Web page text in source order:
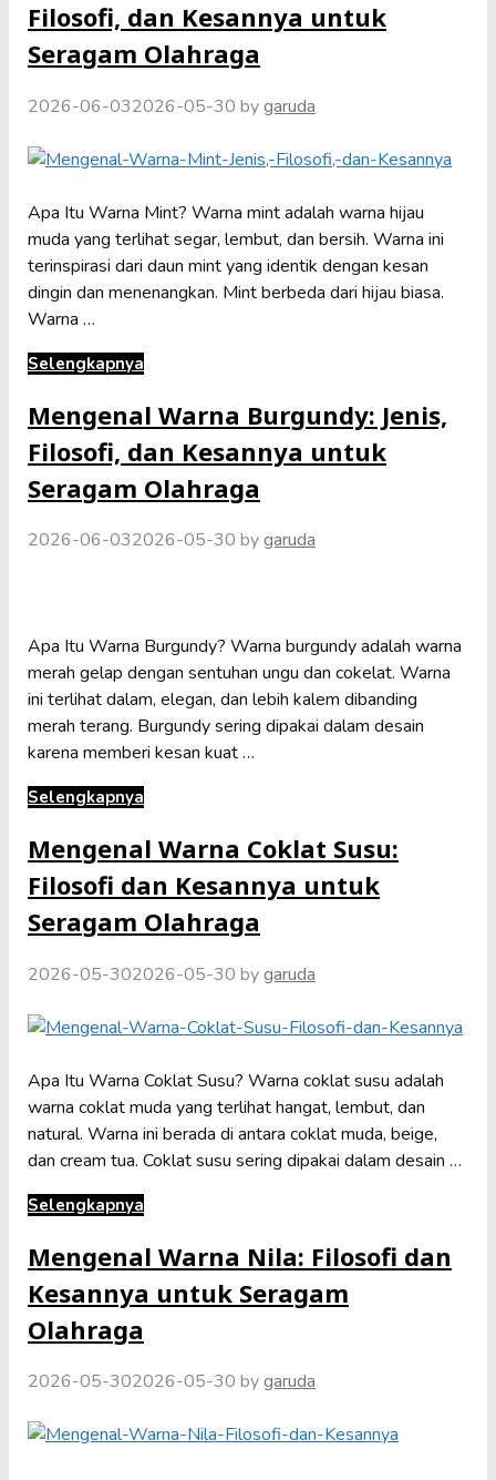
Filosofi, dan Kesannya untuk
Seragam Olahraga
2026-06-032026-05-30 bygaruda
Apa Itu Warna Mint? Warna mint adalah warna hijau
muda yang terlihat segar, lembut, dan bersih. Warna ini
terinspirasi dari daun mint yang identik dengan kesan
dingin dan menenangkan. Mint berbeda dari hijau biasa.
Warna …
Selengkapnya
Mengenal Warna Burgundy: Jenis,
Filosofi, dan Kesannya untuk
Seragam Olahraga
2026-06-032026-05-30 bygaruda
Apa Itu Warna Burgundy? Warna burgundy adalah warna
merah gelap dengan sentuhan ungu dan cokelat. Warna
ini terlihat dalam, elegan, dan lebih kalem dibanding
merah terang. Burgundy sering dipakai dalam desain
karena memberi kesan kuat …
Selengkapnya
Mengenal Warna Coklat Susu:
Filosofi dan Kesannya untuk
Seragam Olahraga
2026-05-302026-05-30 bygaruda
Apa Itu Warna Coklat Susu? Warna coklat susu adalah
warna coklat muda yang terlihat hangat, lembut, dan
natural. Warna ini berada di antara coklat muda, beige,
dan cream tua. Coklat susu sering dipakai dalam desain …
Selengkapnya
Mengenal Warna Nila: Filosofi dan
Kesannya untuk Seragam
Olahraga
2026-05-302026-05-30 bygaruda